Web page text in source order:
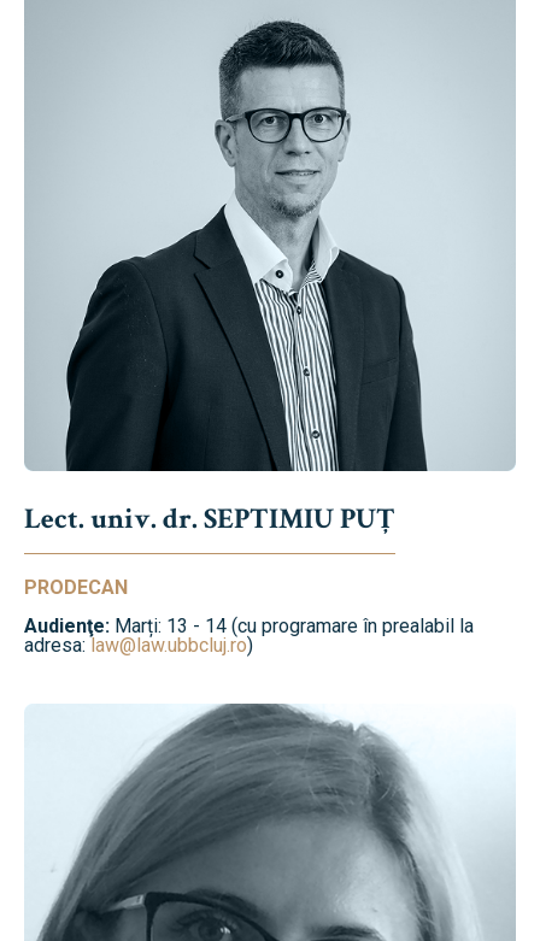
Lect. univ. dr. SEPTIMIU PUȚ
PRODECAN
Audienţe: Marți: 13 - 14 (cu programare în prealabil la
adresa:law@law.ubbcluj.ro)